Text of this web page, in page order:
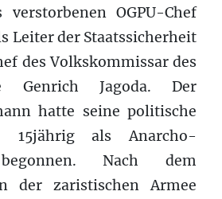
verstorbenen OGPU-Chef
Leiter der Staatssicherheit
des Volkskommissar des
Genrich Jagoda. Der
hatte seine politische
15jährig als Anarcho-
Nach dem
der zaristischen Armee